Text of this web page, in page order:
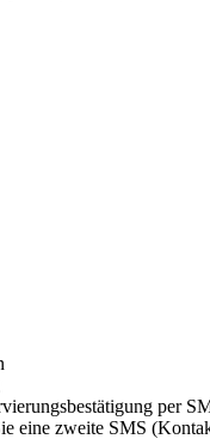
per
eine zweite SMS